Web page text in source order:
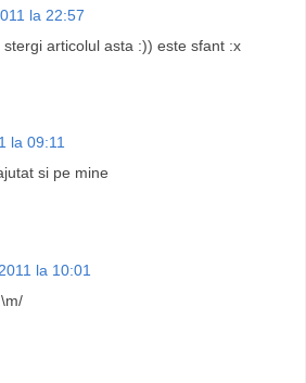
la 22:57
articolul asta :)) este sfant :x
la 09:11
si pe mine
la 10:01